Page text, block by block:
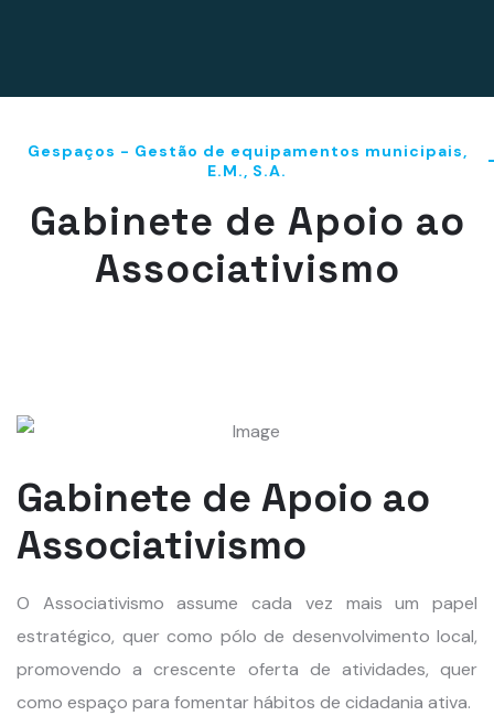
Gespaços - Gestão de equipamentos municipais,
E.M., S.A.
Gabinete de Apoio ao
Associativismo
Gabinete de Apoio ao
Associativismo
O Associativismo assume cada vez mais um papel
estratégico, quer como pólo de desenvolvimento local,
promovendo a crescente oferta de atividades, quer
como espaço para fomentar hábitos de cidadania ativa.